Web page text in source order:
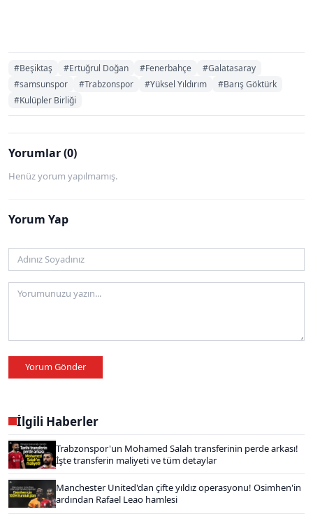
#Beşiktaş #Ertuğrul Doğan #Fenerbahçe
#Galatasaray
#samsunspor
#Trabzonspor #Yüksel Yıldırım
#Barış Göktürk
#Kulüpler Birliği
Yorumlar (0)
Henüz yorum yapılmamış.
Yorum Yap
Yorum Gönder
İlgili Haberler
Trabzonspor'un Mohamed Salah transferinin perde arkası!
İşte transferin maliyeti ve tüm detaylar
Manchester United'dan çifte yıldız operasyonu! Osimhen'in
ardından Rafael Leao hamlesi